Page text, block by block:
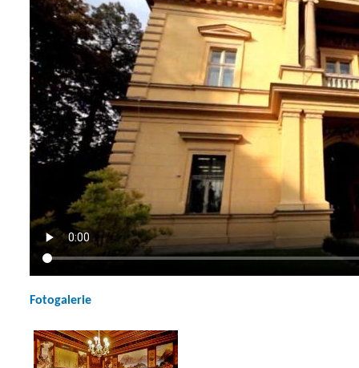
Fotogalerie